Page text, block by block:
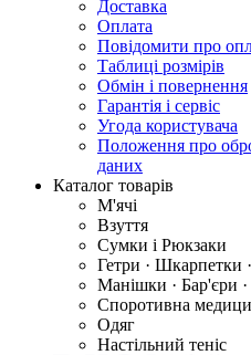
Доставка
Оплата
Повідомити про
Таблиці розмірів
Обмін і повернення
Гарантія і сервіс
Угода користувача
Положення про
даних
Каталог товарів
М'ячі
Взуття
Сумки і Рюкзаки
Гетри · Шкарпетки
Манішки · Бар'єри
Споротивна
Одяг
Настільний теніс